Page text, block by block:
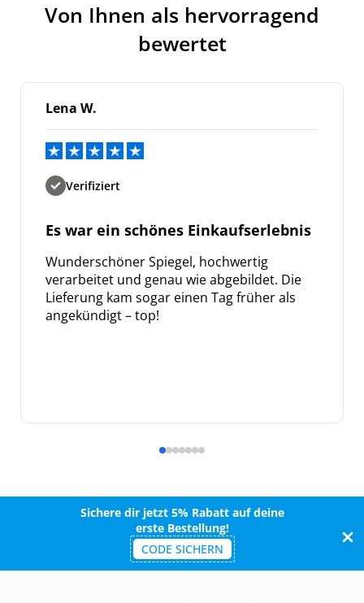
Von Ihnen als hervorragend
bewertet
Lena W.
Verifiziert
Es war ein schönes Einkaufserlebnis
Wunderschöner Spiegel, hochwertig
verarbeitet und genau wie abgebildet. Die
Lieferung kam sogar einen Tag früher als
angekündigt – top!
Sichere dir jetzt 5% Rabatt auf deine
erste Bestellung!
CODE SICHERN
Meinen Code senden
Marketingkommunikation verarbeiten. Lesen Sie unsere
Datenschutzrichtlinie.